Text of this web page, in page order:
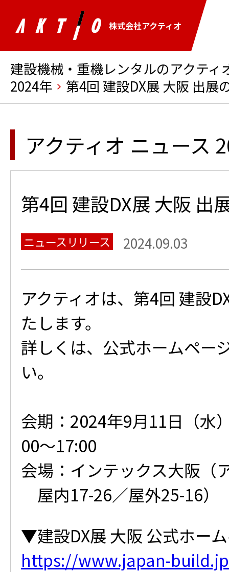
株式会社アクティオ
建設機械・重機レンタルのアクティ
2024年
第4回 建設DX展 大阪 出展
アクティオ ニュース
第4回 建設DX展 大阪 出
ニュースリリース 2024.09.03
アクティオは、第4回 建設
たします。
詳しくは、公式ホームペー
い。
会期：2024年9月11日（水
00～17:00
会場：インテックス大阪（
屋内17-26／屋外25-16）
▼建設DX展 大阪 公式ホー
https://www.japan-